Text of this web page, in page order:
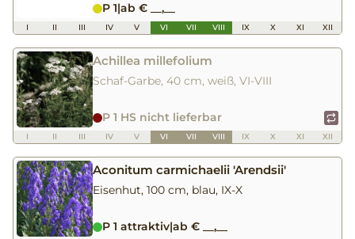
P 1|ab € __,__
I II III IV V VI VII VIII IX X XI XII
Achillea millefolium
Schaf-Garbe, 40 cm, weiß, VI-VIII
P 1 HS nicht lieferbar
I II III IV V VI VII VIII IX X XI XII
Aconitum carmichaelii 'Arendsii'
Eisenhut, 100 cm, blau, IX-X
P 1 attraktiv|ab € __,__